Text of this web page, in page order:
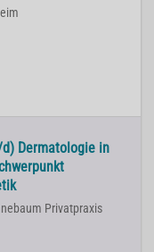
Dermatologie in
Privatpraxis